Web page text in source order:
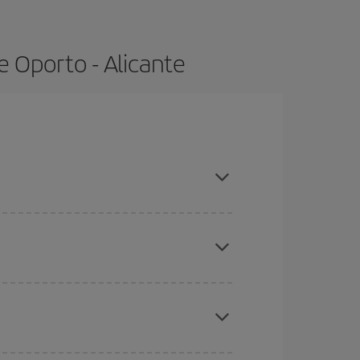
Oporto - Alicante